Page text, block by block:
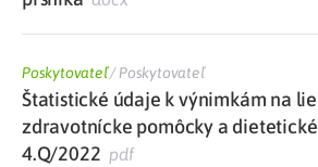
Poskytovateľ/Poskytovateľ
Štatistické údaje k výnimkám na
zdravotnícke pomôcky a
4.Q/2022 pdf